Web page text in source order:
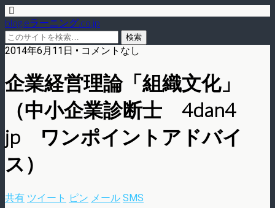
blog.eラーニング.co.jp
2014年6月11日 • コメントなし
企業経営理論「組織文化」
（中小企業診断士 4dan4
jp ワンポイントアドバイ
ス）
共有 ツイート ピン メール SMS